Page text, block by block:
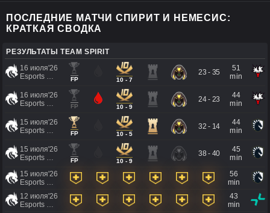
ПОСЛЕДНИЕ МАТЧИ СПИРИТ И НЕМЕСИС:
КРАТКАЯ СВОДКА
РЕЗУЛЬТАТЫ TEAM SPIRIT
16 июля'26
FP 10 - 7
23 - 35
51
min
16 июля'26
FP 10 - 9
24 - 23
44
min
15 июля'26
FP 10 - 5
32 - 14
44
min
15 июля'26
FP 10 - 9
38 - 40
45
min
15 июля'26
56
min
12 июля'26
43
min